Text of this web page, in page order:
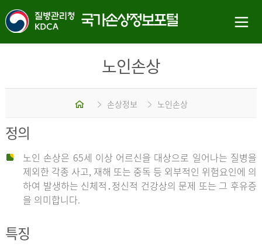
노인손상
홈 손상정보 노인손상
정의
노인 손상은 65세 이상 어르신을 대상으로 일어나는 질병을
제외한 각종 사고, 재해 또는 중독 등 외부적인 위험요인에 의
하여 발생하는 신체적․정신적 건강상의 문제 또는 그 후유증
을 의미합니다.
특징